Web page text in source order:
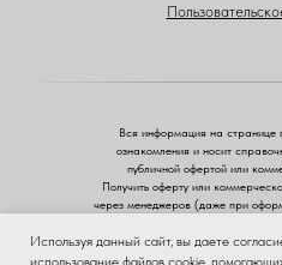
Вся информация на странице
ознакомления и носит
публичной офертой или
Получить оферту или
через менеджеров (даже при
ЗА
ЧЕСТНЫЙ
Используя данный сайт, вы даете
использование файлов cookie,